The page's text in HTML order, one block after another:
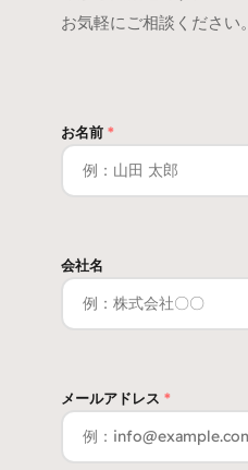
お気軽にご相談ください。
お名前 *
会社名
メールアドレス *